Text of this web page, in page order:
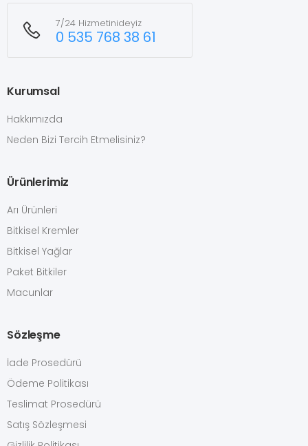
7/24 Hizmetinideyiz
0 535 768 38 61
Kurumsal
Hakkımızda
Neden Bizi Tercih Etmelisiniz?
Ürünlerimiz
Arı Ürünleri
Bitkisel Kremler
Bitkisel Yağlar
Paket Bitkiler
Macunlar
Sözleşme
İade Prosedürü
Ödeme Politikası
Teslimat Prosedürü
Satış Sözleşmesi